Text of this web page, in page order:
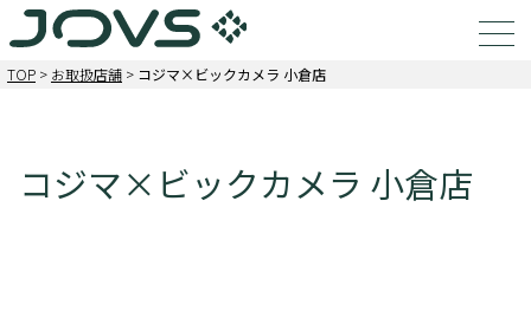
TOP > お取扱店舗 > コジマ×ビックカメラ 小倉店
コジマ×ビックカメラ 小倉店